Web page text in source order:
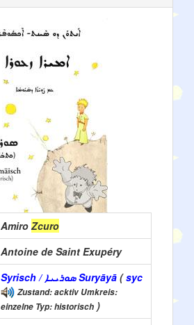
Amiro Zcuro
Antoine de Saint Exupéry
Syrisch / ܣܘܪܝܝܐ Suryāyā (syc
Zustand: acktiv Umkreis:
einzelne Typ: historisch )